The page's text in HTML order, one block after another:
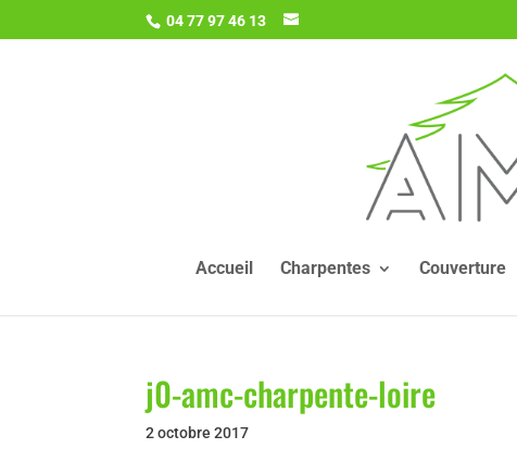
04 77 97 46 13
Accueil Charpentes Couverture
j0-amc-charpente-loire
2 octobre 2017